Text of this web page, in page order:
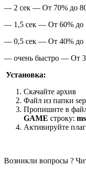
— 2 сек — От 70% до
— 1,5 сек — От 60% до
— 0,5 сек — От 40% до
— очень быстро — От
Установка:
Скачайте архив
Файл из папки
Пропишите в
GAME строку:
Активируйте
Возникли вопросы ?